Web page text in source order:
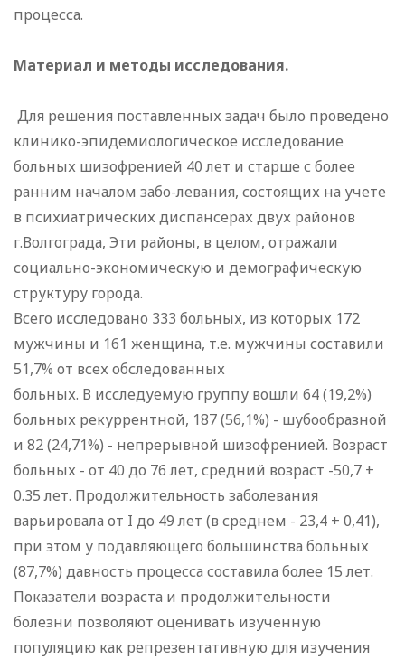
процесса.
Материал и методы исследования.
Для решения поставленных задач было проведено
клинико-эпидемиологическое исследование
больных шизофренией 40 лет и старше с более
ранним началом забо-левания, состоящих на учете
в психиатрических диспансерах двух районов
г.Волгограда, Эти районы, в целом, отражали
социально-экономическую и демографическую
структуру города.
Всего исследовано 333 больных, из которых 172
мужчины и 161 женщина, т.е. мужчины составили
51,7% от всех обследованных
больных. В исследуемую группу вошли 64 (19,2%)
больных рекуррентной, 187 (56,1%) - шубообразной
и 82 (24,71%) - непрерывной шизофренией. Возраст
больных - от 40 до 76 лет, средний возраст -50,7 +
0.35 лет. Продолжительность заболевания
варьировала от I до 49 лет (в среднем - 23,4 + 0,41),
при этом у подавляющего большинства больных
(87,7%) давность процесса составила более 15 лет.
Показатели возраста и продолжительности
болезни позволяют оценивать изученную
популяцию как репрезентативную для изучения